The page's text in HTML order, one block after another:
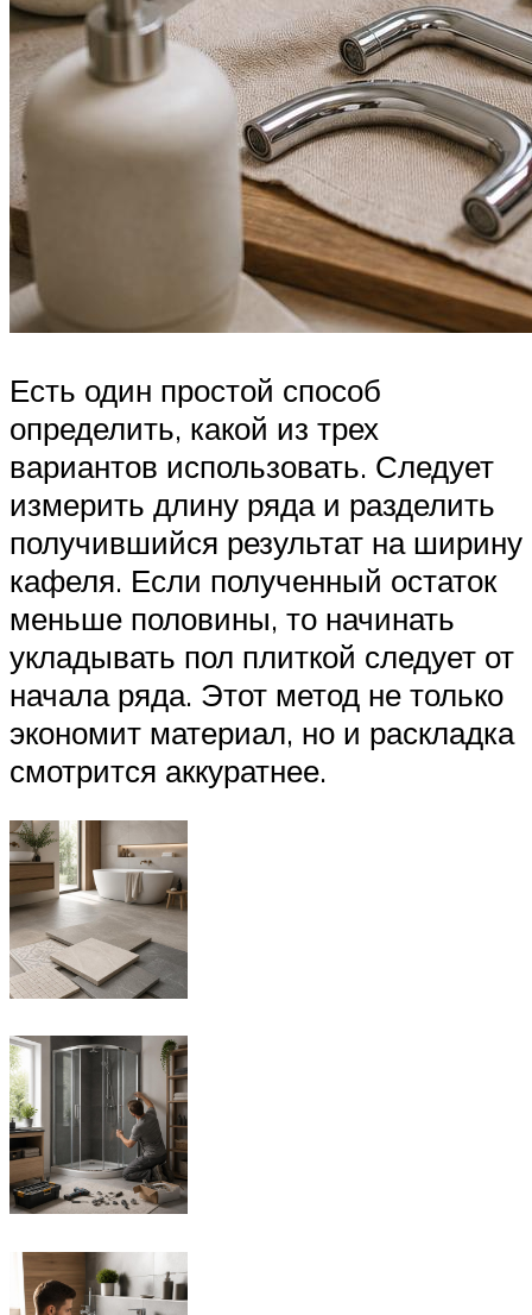
Есть один простой способ
определить, какой из трех
вариантов использовать. Следует
измерить длину ряда и разделить
получившийся результат на ширину
кафеля. Если полученный остаток
меньше половины, то начинать
укладывать пол плиткой следует от
начала ряда. Этот метод не только
экономит материал, но и раскладка
смотрится аккуратнее.